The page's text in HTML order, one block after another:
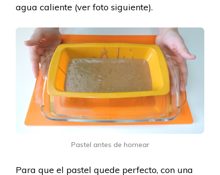
agua caliente (ver foto siguiente).
Pastel antes de hornear
Para que el pastel quede perfecto, con una